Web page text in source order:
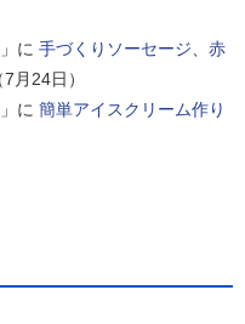
」に 手づくりソーセージ
赤
月24日）
」に 簡単アイスクリーム作り